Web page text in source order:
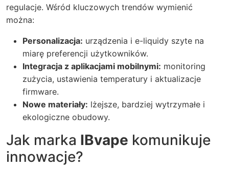
regulacje. Wśród kluczowych trendów wymienić
można:
Personalizacja: urządzenia i e-liquidy szyte na
miarę preferencji użytkowników.
Integracja z aplikacjami mobilnymi: monitoring
zużycia, ustawienia temperatury i aktualizacje
firmware.
Nowe materiały: lżejsze, bardziej wytrzymałe i
ekologiczne obudowy.
Jak marka IBvape komunikuje
innowacje?